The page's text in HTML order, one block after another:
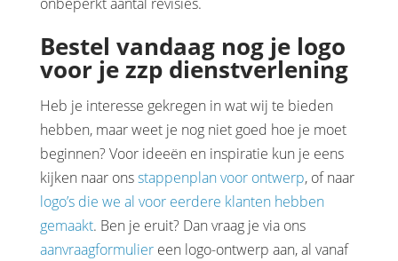
onbeperkt aantal revisies.
Bestel vandaag nog je logo
voor je zzp dienstverlening
Heb je interesse gekregen in wat wij te bieden
hebben, maar weet je nog niet goed hoe je moet
beginnen? Voor ideeën en inspiratie kun je eens
kijken naar onsstappenplan voor ontwerp, of naar
logo’s die we al voor eerdere klanten hebben
gemaakt. Ben je eruit? Dan vraag je via ons
aanvraagformuliereen logo-ontwerp aan, al vanaf